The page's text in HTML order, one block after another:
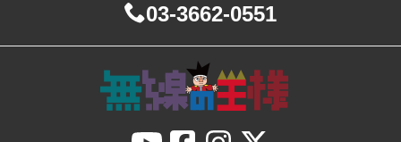
03-3662-0551